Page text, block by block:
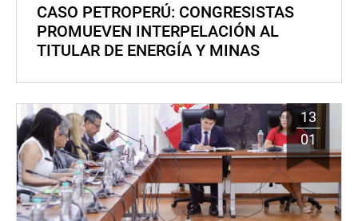
CASO PETROPERÚ: CONGRESISTAS
PROMUEVEN INTERPELACIÓN AL
TITULAR DE ENERGÍA Y MINAS
13
01